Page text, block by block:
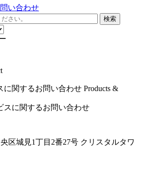
い合わせ
に関するお問い合わせ Products &
区城見1丁目2番27号 クリスタルタワ